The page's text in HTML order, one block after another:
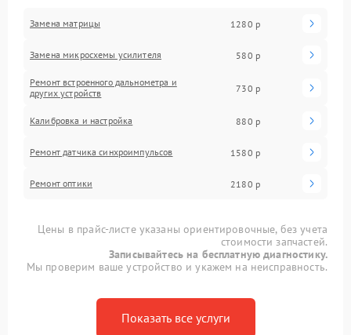
Замена матрицы 1280 р
Замена микросхемы усилителя 580 р
Ремонт встроенного дальнометра и
других устройств
730 р
Калибровка и настройка 880 р
Ремонт датчика синхроимпульсов 1580 р
Ремонт оптики 2180 р
Цены в прайс-листе указаны ориентировочные, без учета
стоимости запчастей.
Записывайтесь на бесплатную диагностику.
Мы проверим ваше устройство и укажем на неисправность.
Показать все услуги